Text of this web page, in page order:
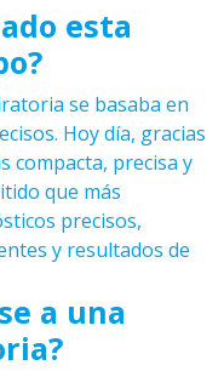
esta
se basaba en
Hoy día, gracias
compacta, precisa y
que más
precisos,
y resultados de
a una